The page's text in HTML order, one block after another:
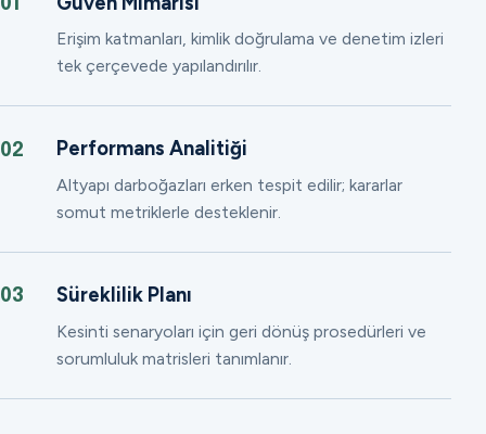
01
Erişim katmanları, kimlik doğrulama ve denetim izleri
tek çerçevede yapılandırılır.
02 Performans Analitiği
Altyapı darboğazları erken tespit edilir; kararlar
somut metriklerle desteklenir.
03 Süreklilik Planı
Kesinti senaryoları için geri dönüş prosedürleri ve
sorumluluk matrisleri tanımlanır.